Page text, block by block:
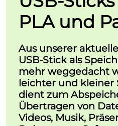
PLA und
Aus unserer
USB-Stick als
mehr weggedacht
leichter und kleiner
dient zum
Übertragen von
Videos, Musik,